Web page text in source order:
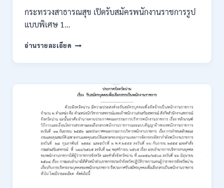
กระทรวงสาธารณสุข เปิดรับสมัครพนักงานราชการรูป
แบบพิเศษ 1…
อ่านรายละเอียด กระทรวง
เปิด
สมัคร
พนักงาน
ราชการ
รูป
แบบ
พิเศษ
111
อัตรา
/
ปวส.